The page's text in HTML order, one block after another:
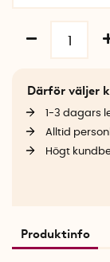
Därför väljer
1-3 dagars
Alltid
Högt
Produktinfo